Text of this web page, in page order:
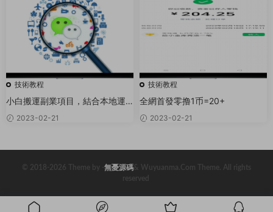
技術教程
小白搬運副業項目，結合本地運
營月入過萬
2023-02-21
技術教程
全網首發零撸1币=20+
2023-02-21
© 2018-2026 Theme by -無憂源碼& Wuyuanma.Com Theme. All rights
reserved